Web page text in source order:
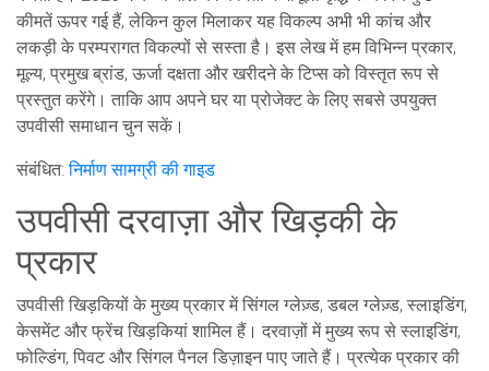
कीमतें ऊपर गई हैं, लेकिन कुल मिलाकर यह विकल्प अभी भी कांच और
लकड़ी के परम्परागत विकल्पों से सस्ता है। इस लेख में हम विभिन्न प्रकार,
मूल्य, प्रमुख ब्रांड, ऊर्जा दक्षता और खरीदने के टिप्स को विस्तृत रूप से
प्रस्तुत करेंगे। ताकि आप अपने घर या प्रोजेक्ट के लिए सबसे उपयुक्त
उपवीसी समाधान चुन सकें।
संबंधित:निर्माण सामग्री की गाइड
उपवीसी दरवाज़ा और खिड़की के
प्रकार
उपवीसी खिड़कियों के मुख्य प्रकार में सिंगल ग्लेज़्ड, डबल ग्लेज़्ड, स्लाइडिंग,
केसमेंट और फ्रेंच खिड़कियां शामिल हैं। दरवाज़ों में मुख्य रूप से स्लाइडिंग,
फोल्डिंग, पिवट और सिंगल पैनल डिज़ाइन पाए जाते हैं। प्रत्येक प्रकार की